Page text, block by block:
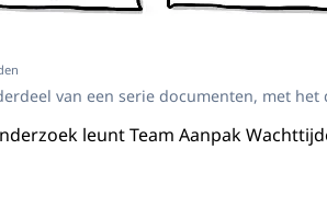
van een serie documenten, met het
leunt Team Aanpak